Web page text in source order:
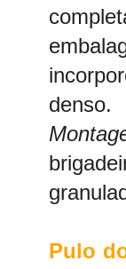
denso.
Pulo